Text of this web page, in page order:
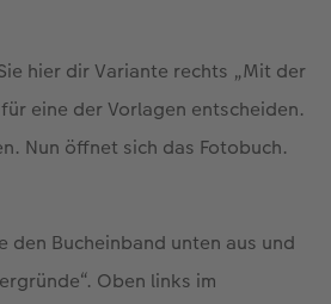
hier dir Variante rechts „Mit der
eine der Vorlagen entscheiden.
Nun öffnet sich das Fotobuch.
den Bucheinband unten aus und
Oben links im